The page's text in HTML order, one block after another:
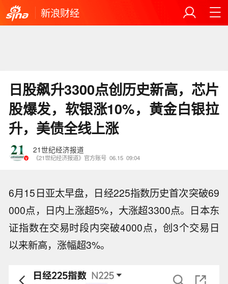
新浪财经
日股飙升3300点创历史新高，芯片
股爆发，软银涨10%，黄金白银拉
升，美债全线上涨
21世纪经济报道
《21世纪经济报道》官方账号 06.15 09:04
6月15日亚太早盘，日经225指数历史首次突破69
000点，日内上涨超5%，大涨超3300点。日本东
证指数在交易时段内突破4000点，创3个交易日
以来新高，涨幅超3%。